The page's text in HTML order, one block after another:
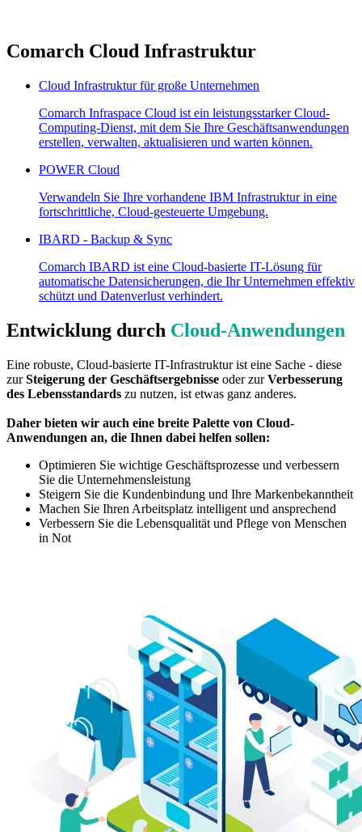
Comarch Cloud Infrastruktur
Cloud Infrastruktur für große Unternehmen
Comarch Infraspace Cloud ist ein leistungsstarker Cloud-
Computing-Dienst, mit dem Sie Ihre Geschäftsanwendungen
erstellen, verwalten, aktualisieren und warten können.
POWER Cloud
Verwandeln Sie Ihre vorhandene IBM Infrastruktur in eine
fortschrittliche, Cloud-gesteuerte Umgebung.
IBARD - Backup & Sync
Comarch IBARD ist eine Cloud-basierte IT-Lösung für
automatische Datensicherungen, die Ihr Unternehmen effektiv
schützt und Datenverlust verhindert.
Entwicklung durch Cloud-Anwendungen
Eine robuste, Cloud-basierte IT-Infrastruktur ist eine Sache - diese
zurSteigerung der Geschäftsergebnisse oder zurVerbesserung
des Lebensstandards zu nutzen, ist etwas ganz anderes.
Daher bieten wir auch eine breite Palette von Cloud-
Anwendungen an, die Ihnen dabei helfen sollen:
Optimieren Sie wichtige Geschäftsprozesse und verbessern
Sie die Unternehmensleistung
Steigern Sie die Kundenbindung und Ihre Markenbekanntheit
Machen Sie Ihren Arbeitsplatz intelligent und ansprechend
Verbessern Sie die Lebensqualität und Pflege von Menschen
in Not